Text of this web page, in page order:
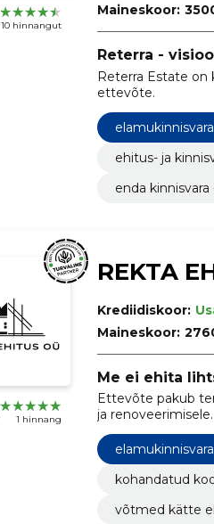
10 hinnangut
Maineskoor:
Reterra -
Reterra Estate on
ettevõte.
ehitus- ja
enda
1 hinnang
REKTA
Krediidiskoor:
Maineskoor:
Me ei ehita
Ettevõte pakub
ja
vastavad iga
kohandatud
võtmed kätte